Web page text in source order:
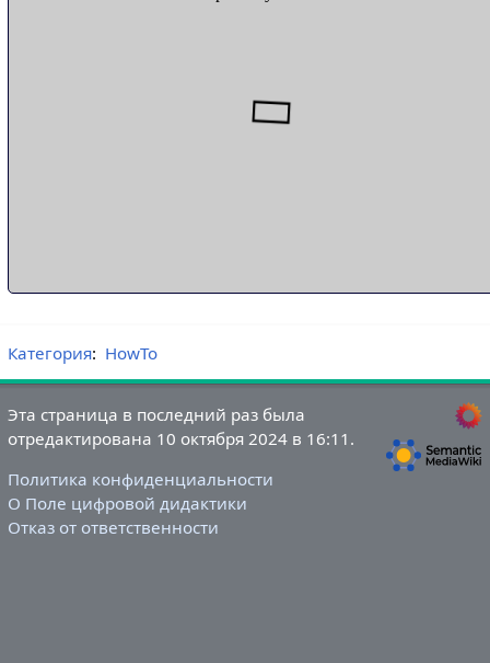
Категория: HowTo
Эта страница в последний раз была
отредактирована 10 октября 2024 в 16:11.
Политика конфиденциальности
О Поле цифровой дидактики
Отказ от ответственности